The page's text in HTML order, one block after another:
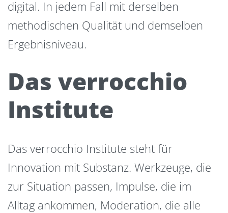
digital. In jedem Fall mit derselben
methodischen Qualität und demselben
Ergebnisniveau.
Das verrocchio
Institute
Das verrocchio Institute steht für
Innovation mit Substanz. Werkzeuge, die
zur Situation passen, Impulse, die im
Alltag ankommen, Moderation, die alle